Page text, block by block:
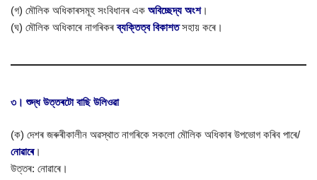
(গ) মৌলিক অধিকাৰসমূহ সংবিধানৰ এক অবিচ্ছেদ্য অংশ।
(ঘ) মৌলিক অধিকাৰে নাগৰিকৰব্যক্তিত্ব বিকাশতসহায় কৰে।
৩। শুদ্ধ উত্তৰটো বাছি উলিওৱা
(ক) দেশৰ জৰুৰীকালীন অৱস্থাত নাগৰিকে সকলো মৌলিক অধিকাৰ উপভোগ কৰিব পাৰে/
নোৱাৰে।
উত্তৰ: নোৱাৰে।